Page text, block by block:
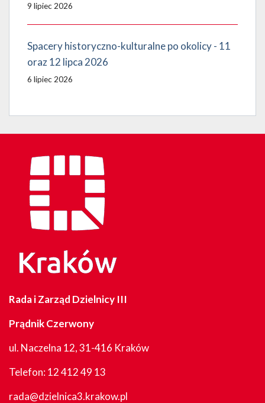
9 lipiec 2026
Spacery historyczno-kulturalne po okolicy - 11
oraz 12 lipca 2026
6 lipiec 2026
Rada i Zarząd Dzielnicy III
Prądnik Czerwony
ul. Naczelna 12, 31-416 Kraków
Telefon:12 412 49 13
rada@dzielnica3.krakow.pl